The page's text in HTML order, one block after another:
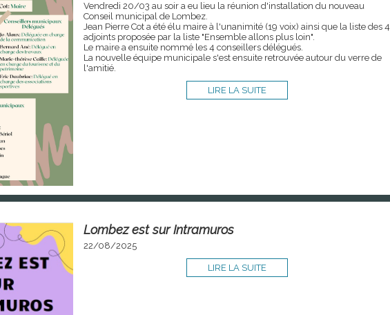
Vendredi 20/03 au soir a eu lieu la réunion d'installation du nouveau
Conseil municipal de Lombez.
Jean Pierre Cot a été élu maire à l'unanimité (19 voix) ainsi que la liste des 4
adjoints proposée par la liste "Ensemble allons plus loin".
Le maire a ensuite nommé les 4 conseillers délégués.
La nouvelle équipe municipale s'est ensuite retrouvée autour du verre de
l'amitié.
LIRE LA SUITE
Lombez est sur Intramuros
22/08/2025
LIRE LA SUITE